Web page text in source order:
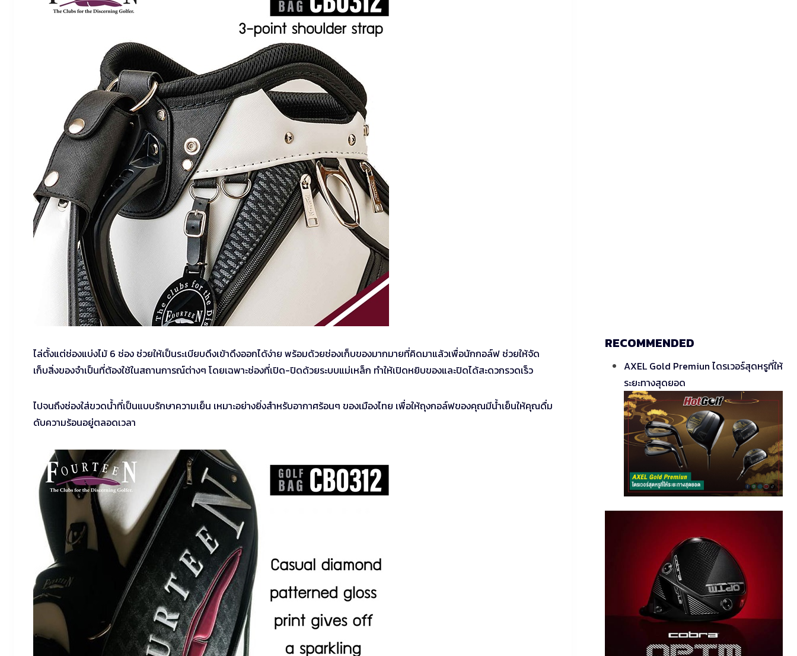
ไล่ตั้งแต่ช่องแบ่งไม้ 6 ช่อง ช่วยให้เป็นระเบียบดึงเข้าดึงออกได้ง่าย พร้อมด้วยช่องเก็บของมากมายที่คิดมาแล้วเพื่อนักกอล์ฟ ช่วยให้จัด
เก็บสิ่งของจำเป็นที่ต้องใช้ในสถานการณ์ต่างๆ โดยเฉพาะช่องที่เปิด-ปิดด้วยระบบแม่เหล็ก ทำให้เปิดหยิบของและปิดได้สะดวกรวดเร็ว
ไปจนถึงช่องใส่ขวดน้ำที่เป็นแบบรักษาความเย็น เหมาะอย่างยิ่งสำหรับอากาศร้อนๆ ของเมืองไทย เพื่อให้ถุงกอล์ฟของคุณมีน้ำเย็นให้คุณดื่ม
ดับความร้อนอยู่ตลอดเวลา
RECOMMENDED
AXEL Gold Premiun ไดรเวอร์สุดหรูที่ให้
ระยะทางสุดยอด